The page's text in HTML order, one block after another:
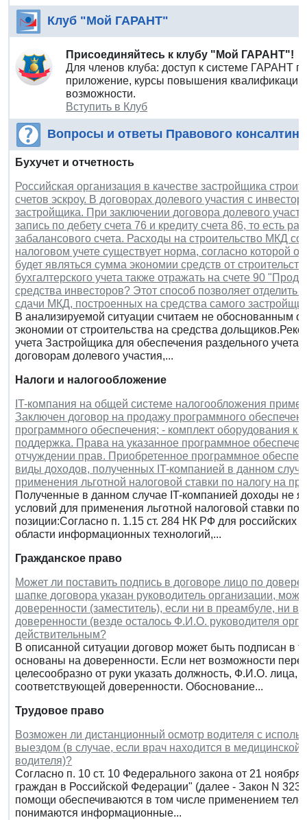
Клуб "Мой ГАРАНТ"
Присоединяйтесь к клубу "Мой ГАРАНТ"!
Для членов клуба: доступ к системе ГАРАНТ
приложение, курсы повышения квалификации
возможности.
Вступить в Клуб
Вопросы и ответы Правового
Бухучет и отчетность
Российская организация в качестве застройщика
счетов эскроу. В договорах долевого участия с
застройщика. При заключении договора долевого
запись по дебету счета 76 и кредиту счета 86, то есть
забалансового счета. Расходы на строительство МКД
налоговом учете существует норма, согласно которой
будет являться сумма экономии средств от
бухгалтерского учета также отражать на счете 90
средства инвесторов? Этот способ позволяет
сдачи МКД, построенных на средства самого
В анализируемой ситуации считаем не обоснованным
экономии от строительства на средства
учета Застройщика для обеспечения раздельного
договорам долевого участия,...
Налоги и налогообложение
IT-компания на общей системе налогообложения
Заключен договор на продажу программного
программного обеспечения; - комплект оборудования к
поддержка. Права на указанное программное
отчуждении прав. Приобретенное программное
виды доходов, полученных IT-компанией в данном
применения льготной налоговой ставки по налогу на
Полученные в данном случае IT-компанией доходы не
условий для применения льготной налоговой ставки
позиции:Согласно п. 1.15 ст. 284 НК РФ для российских
области информационных технологий,...
Гражданское право
Может ли поставить подпись в договоре лицо по
шапке договора указан руководитель организации,
доверенности (заместитель), если ни в преамбуле, ни в
доверенности (везде осталось Ф.И.О. руководителя
действительным?
В описанной ситуации договор может быть подписан в
основаны на доверенности. Если нет возможности
целесообразно от руки указать должность, Ф.И.О.
соответствующей доверенности. Обоснование...
Трудовое право
Возможен ли дистанционный осмотр водителя с
выездом (в случае, если врач находится в
водителя)?
Согласно п. 10 ст. 10 Федерального закона от 21
граждан в Российской Федерации" (далее - Закон N
помощи обеспечиваются в том числе применением
понимаются информационные...